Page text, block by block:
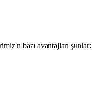
bazı avantajları şunlar: